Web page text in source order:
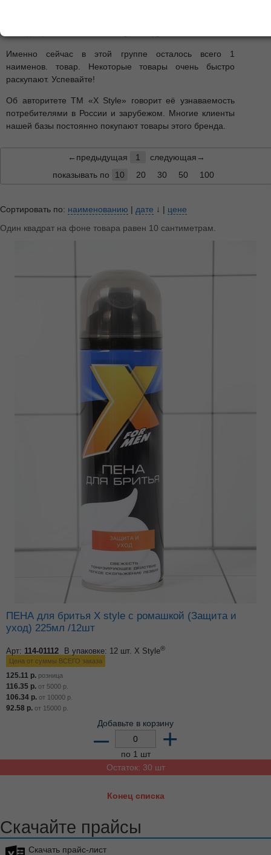
Именно сейчас в этой группе осталось всего 1
наименов. товар. Некоторые товары очень быстро
раскупают. Успевайте!
Об авторитете ТМ «X Style» говорит её узнаваемость
потребителями в России и зарубежом. Многие клиенты
нашей базы постоянно покупают товары этого бренда.
←предыдущая 1
следующая→
показывать по
10 20 30 50 100
Сортировать по: наименованию | дате ↓ | цене
Один квадрат на фоне товара равен 10 сантиметрам.
ПЕНА для бритья X style с ромашкой (Защита и
уход) 225мл /12шт
Арт: 114-01112 В упаковке: 12 шт. X Style®
Цена от суммы ВСЕГО заказа
125.11 р. розница
116.35 р. от 5000 р.
106.34 р. от 10000 р.
92.58 р. от 15000 р.
Добавьте в корзину
– +
по 1 шт
Остаток: 30 шт
Конец списка
Скачайте прайсы
Скачать прайс-лист